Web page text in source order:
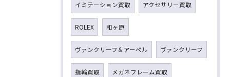
イミテーション買取 アクセサリー買取
ROLEX 和ヶ原
ヴァンクリーフ＆アーペル ヴァンクリーフ
指輪買取 メガネフレーム買取